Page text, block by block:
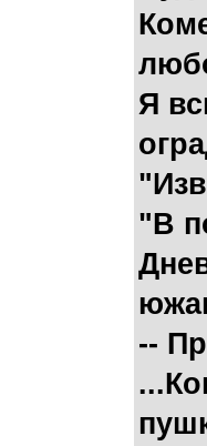
Я
"В
--